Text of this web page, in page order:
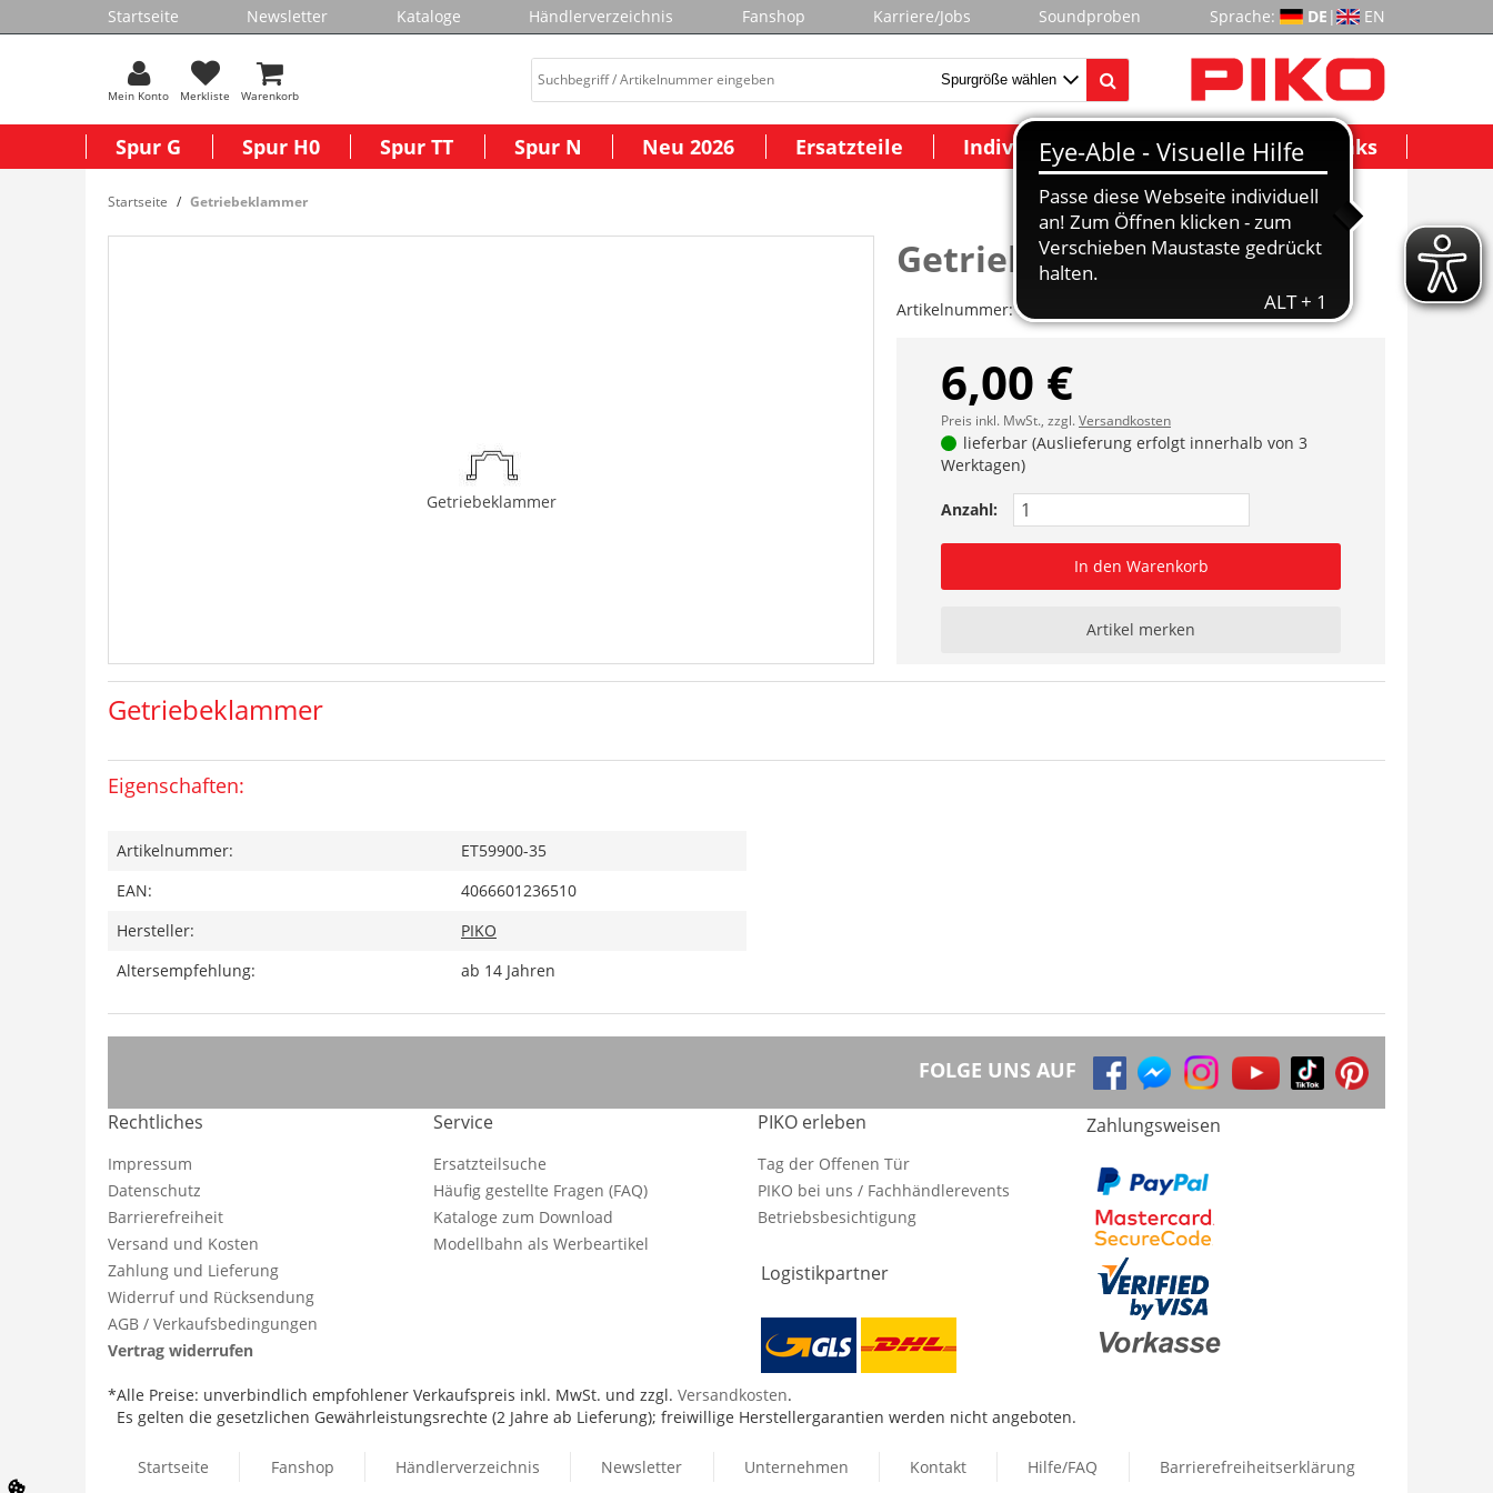
Startseite Newsletter Kataloge Händlerverzeichnis Fanshop Karriere/Jobs Soundproben Sprache: DE | EN
Mein Konto Merkliste Warenkorb
Spur G Spur H0 Spur TT Spur N Neu 2026 Ersatzteile Individuelle Modelle Wichtige Links
Startseite Getriebeklammer
Getriebeklammer
Getriebeklammer
Artikelnummer:ET59900-35
6,00 €
Preis inkl. MwSt., zzgl.Versandkosten
lieferbar (Auslieferung erfolgt innerhalb von 3
Werktagen)
Anzahl:
In den Warenkorb
Artikel merken
Getriebeklammer
Eigenschaften:
Artikelnummer:
ET59900-35
EAN:
4066601236510
Hersteller:
PIKO
Altersempfehlung:
ab 14 Jahren
FOLGE UNS AUF
Rechtliches
Impressum
Datenschutz
Barrierefreiheit
Versand und Kosten
Zahlung und Lieferung
Widerruf und Rücksendung
AGB / Verkaufsbedingungen
Vertrag widerrufen
Service
Ersatzteilsuche
Häufig gestellte Fragen (FAQ)
Kataloge zum Download
Modellbahn als Werbeartikel
PIKO erleben
Tag der Offenen Tür
PIKO bei uns / Fachhändlerevents
Betriebsbesichtigung
Logistikpartner
Zahlungsweisen
*Alle Preise: unverbindlich empfohlener Verkaufspreis inkl. MwSt. und zzgl. Versandkosten.
Es gelten die gesetzlichen Gewährleistungsrechte (2 Jahre ab Lieferung); freiwillige Herstellergarantien werden nicht angeboten.
Startseite Fanshop Händlerverzeichnis Newsletter Unternehmen Kontakt Hilfe/FAQ Barrierefreiheitserklärung